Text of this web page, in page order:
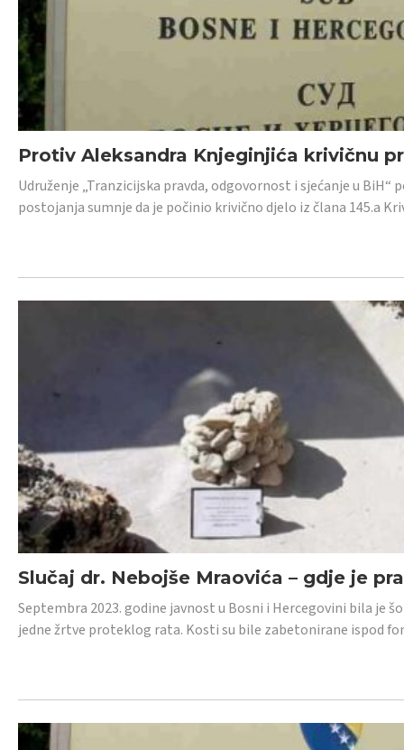
Protiv Aleksandra Knjeginjića krivičnu
Udruženje „Tranzicijska pravda, odgovornost i sjećanje u
postojanja sumnje da je počinio krivično djelo iz člana 145.a
Slučaj dr. Nebojše Mraovića – gdje je
Septembra 2023. godine javnost u Bosni i Hercegovini bila je
jedne žrtve proteklog rata. Kosti su bile zabetonirane ispod